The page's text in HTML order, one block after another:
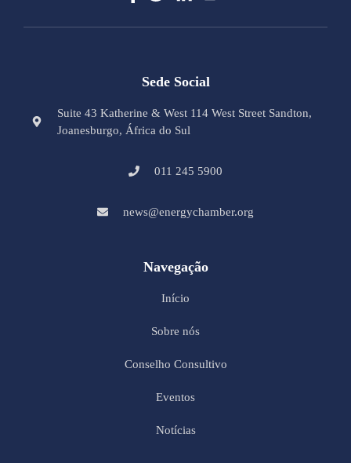
Sede Social
Suite 43 Katherine & West 114 West Street Sandton,
Joanesburgo, África do Sul
011 245 5900
news@energychamber.org
Navegação
Início
Sobre nós
Conselho Consultivo
Eventos
Notícias